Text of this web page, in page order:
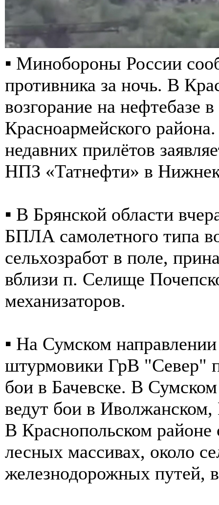
▪️ Минобороны России
противника за ночь. В
возгорание на нефтебазе
Красноармейского
недавних прилётов
НПЗ «Татнефти» в
▪️ В Брянской области
БПЛА самолетного типа
сельхозработ в поле,
вблизи п. Селище
механизаторов.
▪️ На Сумском
штурмовики ГрВ "Север"
бои в Бачевске. В
ведут бои в Иволжанском,
В Краснопольском
лесных массивах, около
железнодорожных путей,